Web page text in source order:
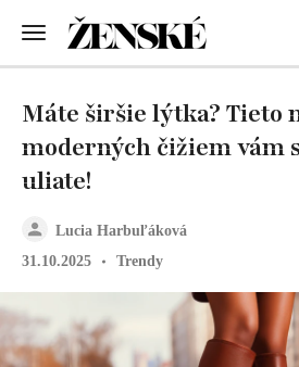
Lucia Harbuľáková
31.10.2025
Trendy
Máte širšie lýtka? Tieto
moderných čižiem vám
uliate!